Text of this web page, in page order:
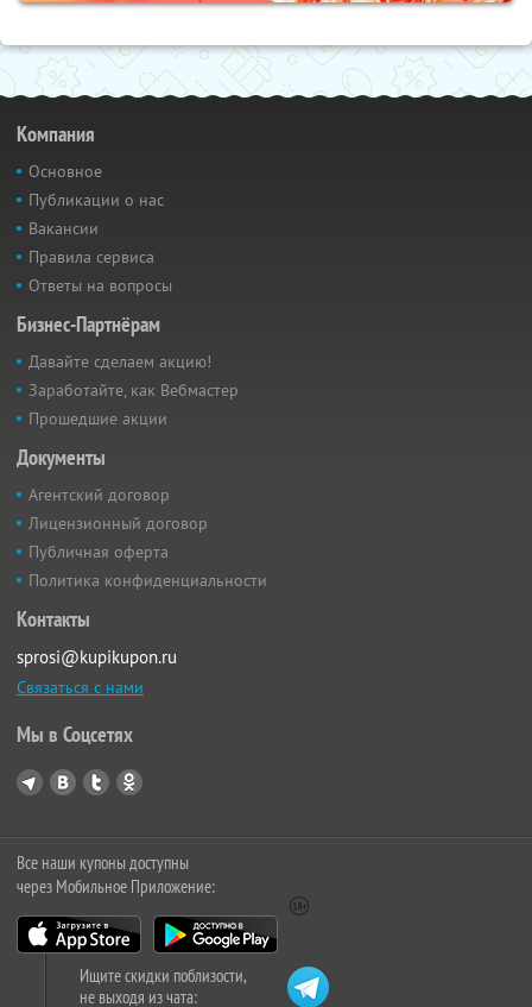
Компания
Основное
Публикации о нас
Вакансии
Правила сервиса
Ответы на вопросы
Бизнес-Партнёрам
Давайте сделаем акцию!
Заработайте, как Вебмастер
Прошедшие акции
Документы
Агентский договор
Лицензионный договор
Публичная оферта
Политика конфиденциальности
Контакты
sprosi@kupikupon.ru
Связаться с нами
Мы в Соцсетях
Все наши купоны доступны
через Мобильное Приложение:
Ищите скидки поблизости,
не выходя из чата: